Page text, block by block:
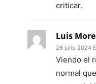
criticar.
Luis
26 julio 2024
Viendo el
normal